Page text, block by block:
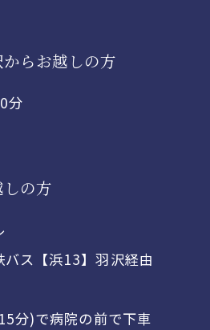
らお越しの方
分
の方
ス【浜13】羽沢経由
分)で病院の前で下車